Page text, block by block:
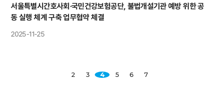
서울특별시간호사회·국민건강보험공단, 불법개설기관 예방 위한 공
동 실행 체계 구축 업무협약 체결
2025-11-25
2 3 4 5 6 7